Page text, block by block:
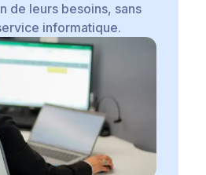
de leurs besoins, sans
informatique.